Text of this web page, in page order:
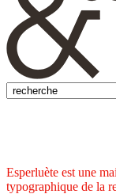
Esperluète est une
typographique de la